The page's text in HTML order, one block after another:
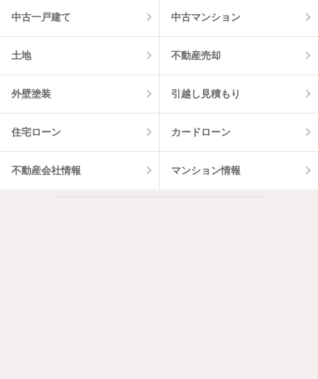
中古一戸建て 中古マンション
土地 不動産売却
外壁塗装 引越し見積もり
住宅ローン カードローン
不動産会社情報 マンション情報